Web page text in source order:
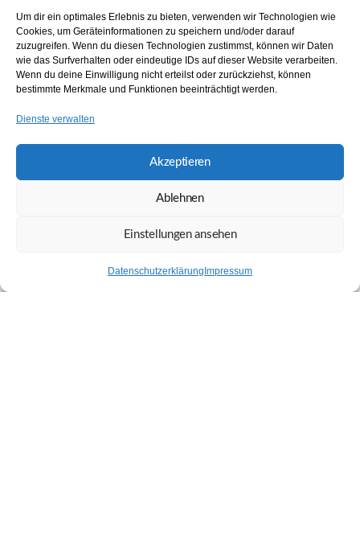
Um dir ein optimales Erlebnis zu bieten, verwenden wir Technologien wie
Cookies, um Geräteinformationen zu speichern und/oder darauf
zuzugreifen. Wenn du diesen Technologien zustimmst, können wir Daten
wie das Surfverhalten oder eindeutige IDs auf dieser Website verarbeiten.
Wenn du deine Einwilligung nicht erteilst oder zurückziehst, können
bestimmte Merkmale und Funktionen beeinträchtigt werden.
Dienste verwalten
Akzeptieren
Ablehnen
Einstellungen ansehen
Datenschutzerklärung Impressum